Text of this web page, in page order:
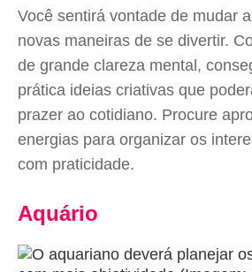
Você sentirá vontade de mudar
novas maneiras de se divertir.
de grande clareza mental,
prática ideias criativas que
prazer ao cotidiano. Procure
energias para organizar os
com praticidade.
Aquário